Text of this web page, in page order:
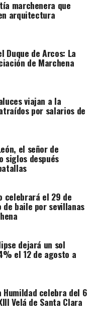
procedimiento
conservan su
no exista una
lujo y bienes
bloquear 35
la investigación y
de once
con uno de
intervenidos
junto con relojes
y abundante
también a que
presuntamente
hacia una
canalizar el
con
Es
la que
por supuesto
nivel tanto de
no decirlo, de
de 10€
pueden adquirir en
de Turismo o a
marchenera que
arquitectura
Duque de Arcos: La
de Marchena
viajan a la
por salarios de
el señor de
siglos después
celebrará el 29 de
baile por sevillanas
dejará un sol
el 12 de agosto a
Humildad celebra del 6
Velá de Santa Clara